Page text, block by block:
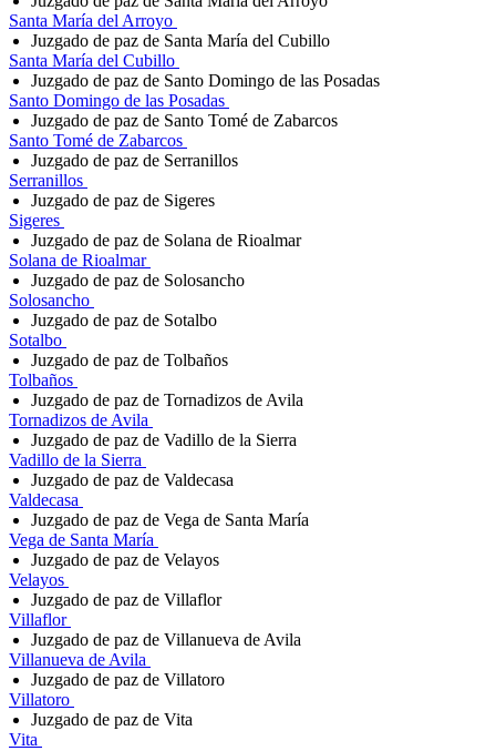
Santa María del Arroyo
Juzgado de paz de Santa María del Cubillo
Santa María del Cubillo
Juzgado de paz de Santo Domingo de las Posadas
Santo Domingo de las Posadas
Juzgado de paz de Santo Tomé de Zabarcos
Santo Tomé de Zabarcos
Juzgado de paz de Serranillos
Serranillos
Juzgado de paz de Sigeres
Sigeres
Juzgado de paz de Solana de Rioalmar
Solana de Rioalmar
Juzgado de paz de Solosancho
Solosancho
Juzgado de paz de Sotalbo
Sotalbo
Juzgado de paz de Tolbaños
Tolbaños
Juzgado de paz de Tornadizos de Avila
Tornadizos de Avila
Juzgado de paz de Vadillo de la Sierra
Vadillo de la Sierra
Juzgado de paz de Valdecasa
Valdecasa
Juzgado de paz de Vega de Santa María
Vega de Santa María
Juzgado de paz de Velayos
Velayos
Juzgado de paz de Villaflor
Villaflor
Juzgado de paz de Villanueva de Avila
Villanueva de Avila
Juzgado de paz de Villatoro
Villatoro
Juzgado de paz de Vita
Vita